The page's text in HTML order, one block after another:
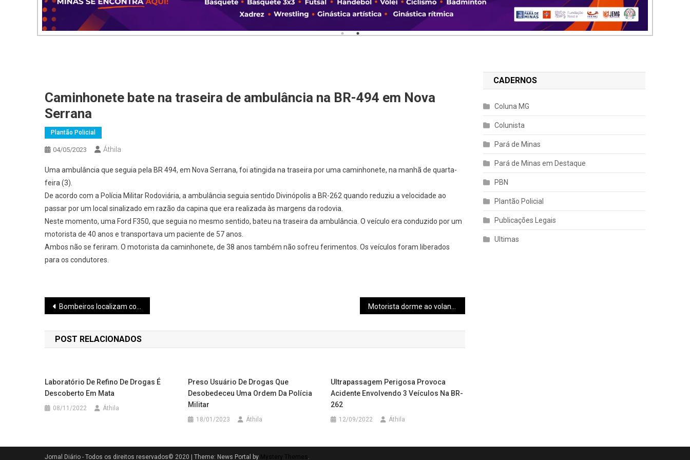
Caminhonete bate na traseira de ambulância na BR-494 em Nova
Serrana
Plantão Policial
04/05/2023 Áthila
Uma ambulância que seguia pela BR 494, em Nova Serrana, foi atingida na traseira por uma caminhonete, na manhã de quarta-
feira (3).
De acordo com a Polícia Militar Rodoviária, a ambulância seguia sentido Divinópolis a BR-262 quando reduziu a velocidade ao
passar por um local sinalizado em razão da capina que era realizada às margens da rodovia.
Neste momento, uma Ford F350, que seguia no mesmo sentido, bateu na traseira da ambulância. O veículo era conduzido por um
motorista de 40 anos e transportava um paciente de 57 anos.
Ambos não se feriram. O motorista da caminhonete, de 38 anos também não sofreu ferimentos. Os veículos foram liberados
para os condutores.
Navegação
de
Post
Bombeiros localizam corpo de homem que estava desaparecido no Rio Pará há quatro dias Motorista dorme ao volante, bate em moto e deixa piloto e garupa feridos
POST RELACIONADOS
Laboratório De Refino De Drogas É
Descoberto Em Mata
08/11/2022 Áthila
Preso Usuário De Drogas Que
Desobedeceu Uma Ordem Da Polícia
Militar
18/01/2023 Áthila
Ultrapassagem Perigosa Provoca
Acidente Envolvendo 3 Veículos Na BR-
262
12/09/2022 Áthila
CADERNOS
Coluna MG
Colunista
Pará de Minas
Pará de Minas em Destaque
PBN
Plantão Policial
Publicações Legais
Ultimas
Jornal Diário - Todos os direitos reservados© 2020 Theme: News Portal by Mystery Themes .